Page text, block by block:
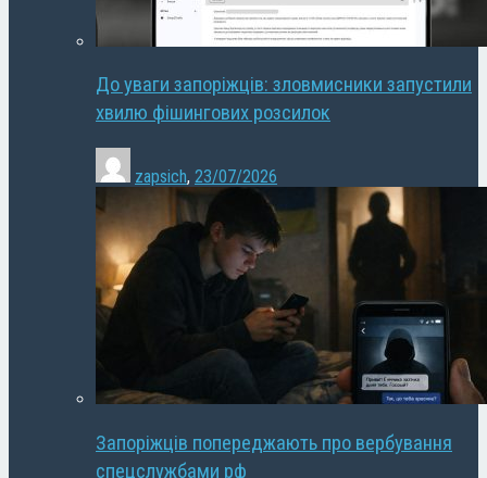
До уваги запоріжців: зловмисники запустили
хвилю фішингових розсилок
zapsich, 23/07/2026
Запоріжців попереджають про вербування
спецслужбами рф